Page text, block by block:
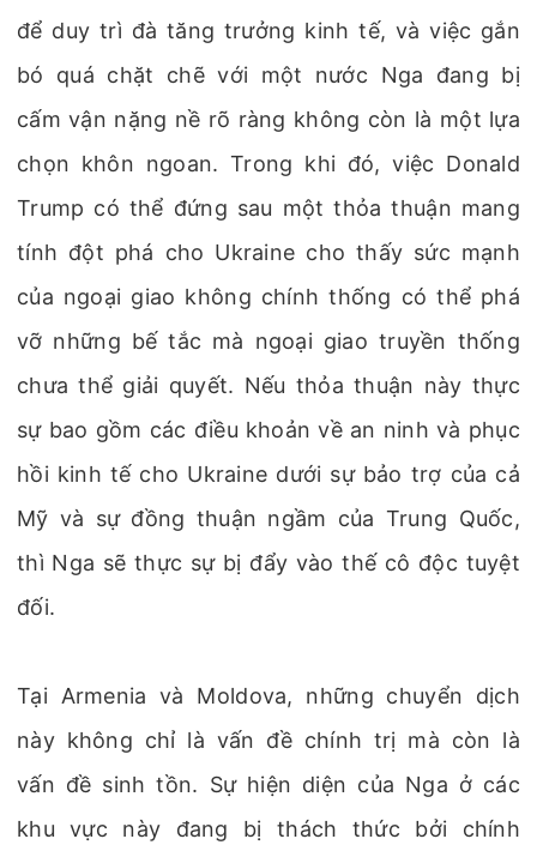
để duy trì đà tăng trưởng kinh tế, và việc gắn
bó quá chặt chẽ với một nước Nga đang bị
cấm vận nặng nề rõ ràng không còn là một lựa
chọn khôn ngoan. Trong khi đó, việc Donald
Trump có thể đứng sau một thỏa thuận mang
tính đột phá cho Ukraine cho thấy sức mạnh
của ngoại giao không chính thống có thể phá
vỡ những bế tắc mà ngoại giao truyền thống
chưa thể giải quyết. Nếu thỏa thuận này thực
sự bao gồm các điều khoản về an ninh và phục
hồi kinh tế cho Ukraine dưới sự bảo trợ của cả
Mỹ và sự đồng thuận ngầm của Trung Quốc,
thì Nga sẽ thực sự bị đẩy vào thế cô độc tuyệt
đối.
Tại Armenia và Moldova, những chuyển dịch
này không chỉ là vấn đề chính trị mà còn là
vấn đề sinh tồn. Sự hiện diện của Nga ở các
khu vực này đang bị thách thức bởi chính